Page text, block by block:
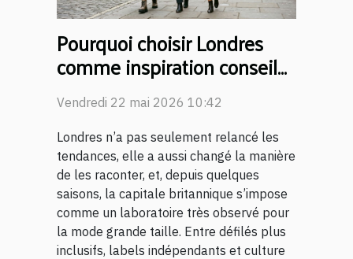
Pourquoi choisir Londres
comme inspiration conseil
mode grande taille ?
Vendredi 22 mai 2026 10:42
Londres n’a pas seulement relancé les
tendances, elle a aussi changé la manière
de les raconter, et, depuis quelques
saisons, la capitale britannique s’impose
comme un laboratoire très observé pour
la mode grande taille. Entre défilés plus
inclusifs, labels indépendants et culture